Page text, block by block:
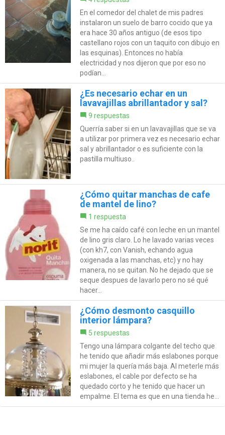
En el comedor del chalet de mis padres
instalaron un suelo de barro cocido que ya
era hace 30 años antiguo (de esos tipo
castellano rojos con un taquito con dibujo en
las esquinas). Entonces no había
electricidad y nos dijeron que por eso no
podían...
¿Es necesario echar en un
lavavajillas abrillantador y sal?
9 respuestas
Querría saber si en un lavavajillas que se va
a utilizar por primera vez es necesario echar
sal y abrillantador o es suficiente con la
pastilla multiuso..
¿Cómo quitar manchas de cafe
de mantel de lino?
1 respuesta
Se me ha caído café con leche en un mantel
de lino gris claro. Lo he lavado varias veces
(con kh7, con Vanish, echando agua
oxigenada a las manchas, etc) y no hay
manera, no se quitan. No he dejado que se
seque despues de lavarlo pero no sé qué
hacer...
¿Cómo desmonto casquillo
interior lámpara?
5 respuestas
Tengo una lámpara colgante del techo que
he tenido que añadir más eslabones porque
mi mujer la quería más baja. Al meterle más
eslabones, el cable por defecto se ha
quedado corto y he tenido que hacer un
empalme. El tema es que en una tienda he...